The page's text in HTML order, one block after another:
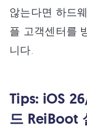
않는다면 하드
플 고객센터를
니다.
Tips: iOS
드 ReiBoot